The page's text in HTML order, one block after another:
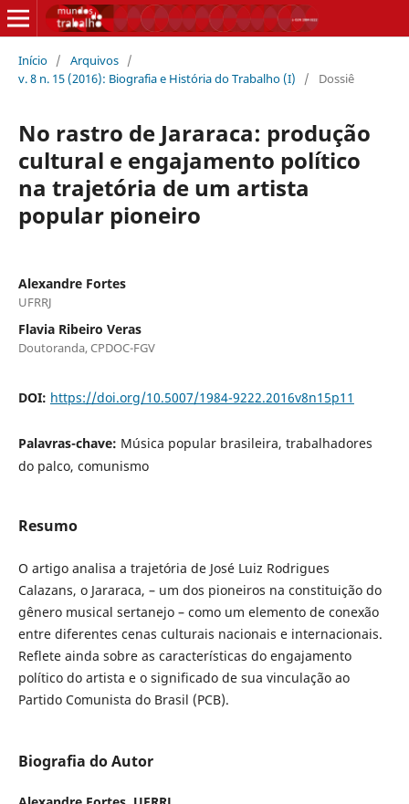
Início / Arquivos /
v. 8 n. 15 (2016): Biografia e História do Trabalho (I)
/ Dossiê
No rastro de Jararaca: produção
cultural e engajamento político
na trajetória de um artista
popular pioneiro
Alexandre Fortes
UFRRJ
Flavia Ribeiro Veras
Doutoranda, CPDOC-FGV
DOI: https://doi.org/10.5007/1984-9222.2016v8n15p11
Palavras-chave: Música popular brasileira, trabalhadores
do palco, comunismo
Resumo
O artigo analisa a trajetória de José Luiz Rodrigues
Calazans, o Jararaca, – um dos pioneiros na constituição do
gênero musical sertanejo – como um elemento de conexão
entre diferentes cenas culturais nacionais e internacionais.
Reflete ainda sobre as características do engajamento
político do artista e o significado de sua vinculação ao
Partido Comunista do Brasil (PCB).
Biografia do Autor